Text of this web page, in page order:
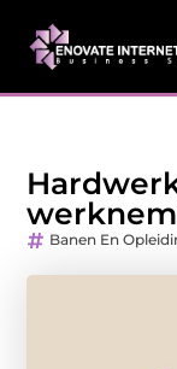
Banen En